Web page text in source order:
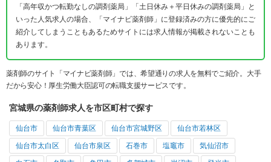
「高年収かつ転勤なしの調剤薬局」「土日休み＋平日休みの調剤薬局」と
いった人気求人の場合、「マイナビ薬剤師」に登録済みの方に優先的にご
紹介してしまうこともあるためサイトには求人情報が掲載されないことも
あります。
薬剤師のサイト「マイナビ薬剤師」では、希望通りの求人を無料でご紹介。大手
だから安心！厚生労働大臣認可の転職支援サービスです。
宮城県の薬剤師求人を市区町村で探す
仙台市 仙台市青葉区 仙台市宮城野区 仙台市若林区
仙台市太白区 仙台市泉区 石巻市 塩竈市 気仙沼市